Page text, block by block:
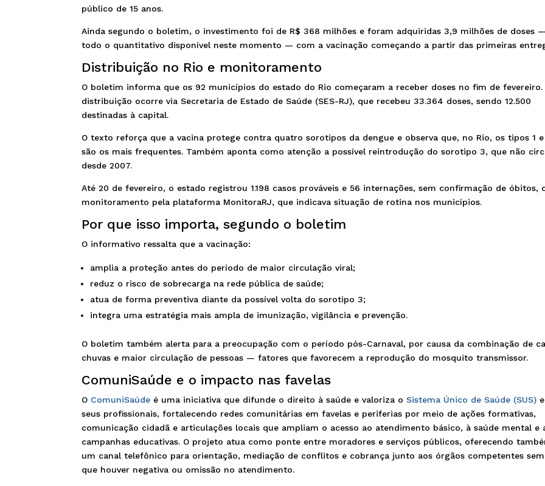
público de 15 anos.
Ainda segundo o boletim, o investimento foi de R$ 368 milhões e foram adquiridas 3,9 milhões de doses —
todo o quantitativo disponível neste momento — com a vacinação começando a partir das primeiras
Distribuição no Rio e monitoramento
O boletim informa que os 92 municípios do estado do Rio começaram a receber doses no fim de fevereiro.
distribuição ocorre via Secretaria de Estado de Saúde (SES-RJ), que recebeu 33.364 doses, sendo 12.500
destinadas à capital.
O texto reforça que a vacina protege contra quatro sorotipos da dengue e observa que, no Rio, os tipos 1 e
são os mais frequentes. Também aponta como atenção a possível reintrodução do sorotipo 3, que não
desde 2007.
Até 20 de fevereiro, o estado registrou 1.198 casos prováveis e 56 internações, sem confirmação de óbitos,
monitoramento pela plataforma MonitoraRJ, que indicava situação de rotina nos municípios.
Por que isso importa, segundo o boletim
O informativo ressalta que a vacinação:
amplia a proteção antes do período de maior circulação viral;
reduz o risco de sobrecarga na rede pública de saúde;
atua de forma preventiva diante da possível volta do sorotipo 3;
integra uma estratégia mais ampla de imunização, vigilância e prevenção.
O boletim também alerta para a preocupação com o período pós-Carnaval, por causa da combinação de
chuvas e maior circulação de pessoas — fatores que favorecem a reprodução do mosquito transmissor.
ComuniSaúde e o impacto nas favelas
O ComuniSaúde é uma iniciativa que difunde o direito à saúde e valoriza oSistema Único de Saúde (SUS) e
seus profissionais, fortalecendo redes comunitárias em favelas e periferias por meio de ações formativas,
comunicação cidadã e articulações locais que ampliam o acesso ao atendimento básico, à saúde mental e
campanhas educativas. O projeto atua como ponte entre moradores e serviços públicos, oferecendo
um canal telefônico para orientação, mediação de conflitos e cobrança junto aos órgãos competentes
que houver negativa ou omissão no atendimento.